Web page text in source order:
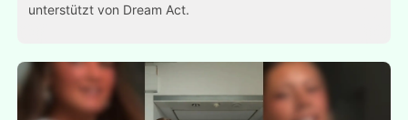
unterstützt von Dream Act.